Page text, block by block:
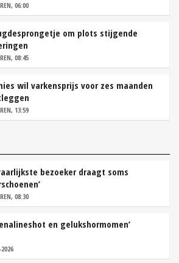
06:00
om plots stijgende
08:45
wil varkensprijs voor zes maanden
13:59
bezoeker draagt soms
08:30
en gelukshormomen’